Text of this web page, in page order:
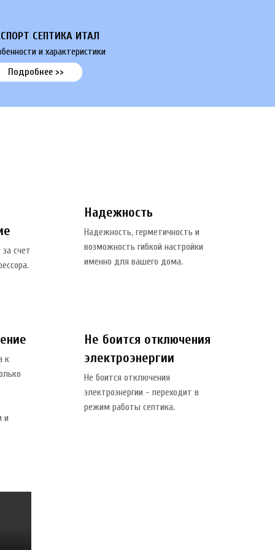
Подробнее >>
и характеристики
СЕПТИКА ИТАЛ
за счет
Надежность
Надежность, герметичность и
возможность гибкой настройки
именно для вашего дома.
к
и
Не боится отключения
электроэнергии
Не боится отключения
электроэнергии - переходит в
режим работы септика.